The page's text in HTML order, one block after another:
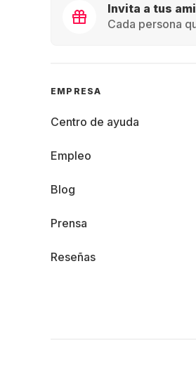
Invita a tus
Cada persona
EMPRESA
Centro de ayuda
Empleo
Blog
Prensa
Reseñas